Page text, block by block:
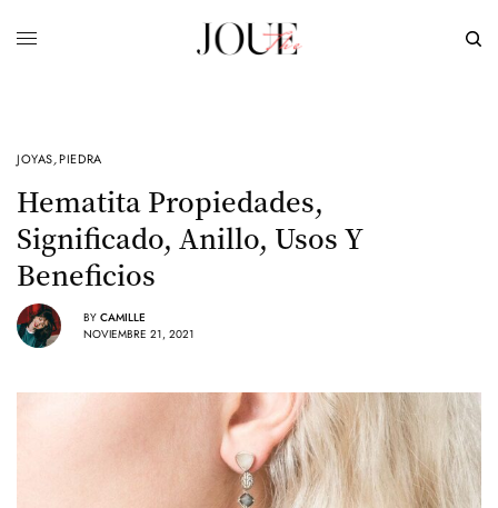
JOYAS,PIEDRA
Hematita Propiedades,
Significado, Anillo, Usos Y
Beneficios
BY CAMILLE
NOVIEMBRE 21, 2021